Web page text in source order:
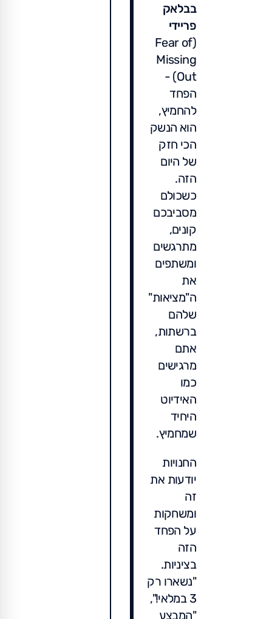
בבלאק
פריידי
(Fear of
Missing
Out) -
הפחד
להחמיץ,
הוא הנשק
הכי חזק
של היום
הזה.
כשכולם
מסביבכם
קונים,
מתרגשים
ומשתפים
את
ה"מציאות"
שלהם
ברשתות,
אתם
מרגישים
כמו
האידיוט
היחיד
שמחמיץ.
החנויות
יודעות את
זה
ומשחקות
על הפחד
הזה
בציניות.
"נשארו רק
3 במלאי!",
"המבצע